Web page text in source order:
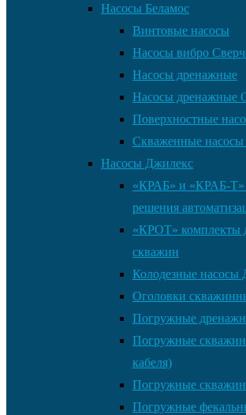
Насосы Беламос
Винтовые насосы
Насосы вибро
Насосы дренажные
Насосы дренажные
Поверхностные
Скваженные
Насосы Джилекс
«КРАБ» и «КРАБ-Т»
решения
«КРОТ» комплекты
скважин
Колодезные насосы
Оголовки
Погружные
Погружные
кабеля)
Погружные
Погружные